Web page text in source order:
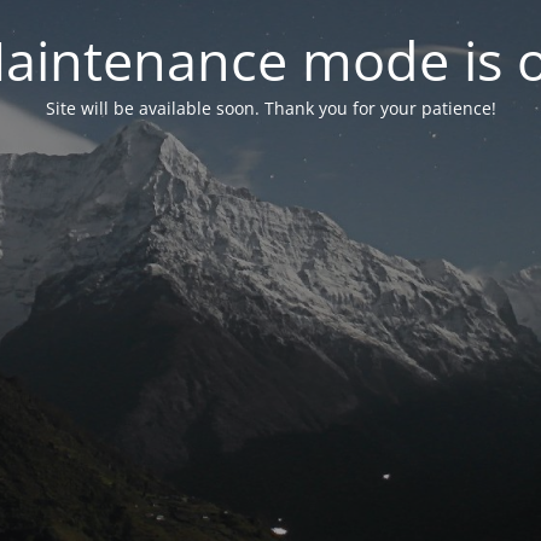
mode is
Site will be available soon. Thank you for your patience!